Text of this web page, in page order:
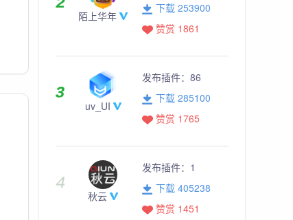
陌上华年
下载 253900
赞赏 1861
uv_UI
发布插件： 86
下载 285100
赞赏 1765
秋云
发布插件： 1
下载 405238
赞赏 1451